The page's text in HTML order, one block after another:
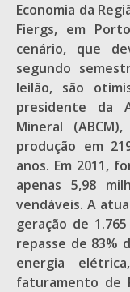
Economia da
Fiergs, em
cenário, que
segundo
leilão, são
presidente da
Mineral
produção em
anos. Em 2011,
apenas 5,98
vendáveis. A
geração de
repasse de 83%
energia
faturamento de